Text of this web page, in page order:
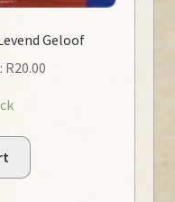
Geloof
R20.00